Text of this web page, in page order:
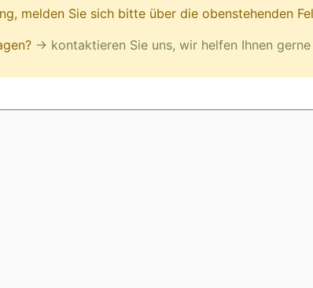
melden Sie sich bitte über die obenstehenden
→ kontaktieren Sie uns, wir helfen Ihnen